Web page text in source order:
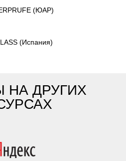
(ЮАР)
(Испания)
НА ДРУГИХ